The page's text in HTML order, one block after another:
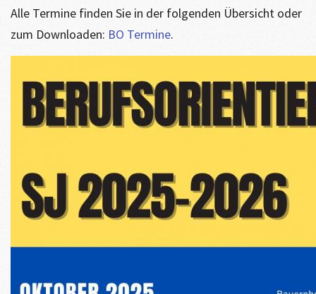
Alle Termine finden Sie in der folgenden Übersicht oder
zum Downloaden: BO Termine.